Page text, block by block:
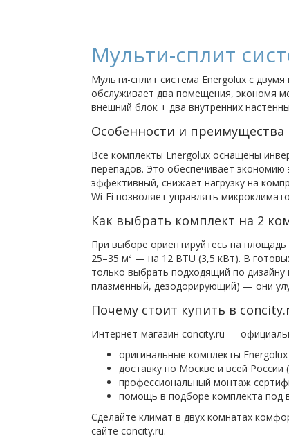
Мульти-сплит
Мульти-сплит система Energolux с
обслуживает два помещения, экономя
внешний блок + два внутренних
Особенности и преимущества
Все комплекты Energolux оснащены
перепадов. Это обеспечивает
эффективный, снижает нагрузку на
Wi-Fi позволяет управлять
Как выбрать комплект на 2
При выборе ориентируйтесь на
25–35 м² — на 12 BTU (3,5 кВт). В
только выбрать подходящий по
плазменный, дезодорирующий) — они
Почему стоит купить в
Интернет-магазин concity.ru —
оригинальные комплекты
доставку по Москве и всей России
профессиональный монтаж
помощь в подборе комплекта под
Сделайте климат в двух комнатах
сайте concity.ru.